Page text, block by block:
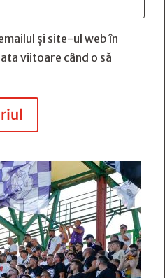
și site-ul web în
viitoare când o să